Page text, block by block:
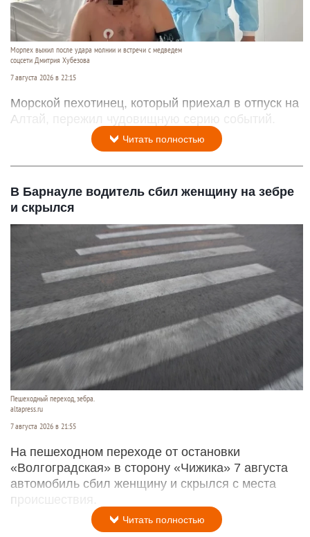
Морпех выжил после удара молнии и встречи с медведем
соцсети Дмитрия Хубезова
7 августа 2026 в 22:15
Морской пехотинец, который приехал в отпуск на
Алтай, пережил чудовищную серию событий.
Читать полностью
В Барнауле водитель сбил женщину на зебре
и скрылся
Пешеходный переход, зебра.
altapress.ru
7 августа 2026 в 21:55
На пешеходном переходе от остановки
«Волгоградская» в сторону «Чижика» 7 августа
автомобиль сбил женщину и скрылся с места
происшествия.
Читать полностью